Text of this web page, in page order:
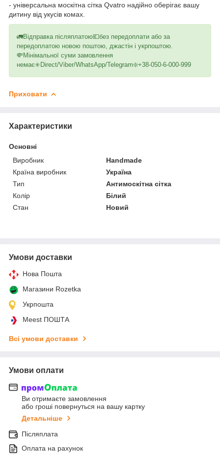
- універсальна москітна сітка Qvatro надійно оберігає вашу
дитину від укусів комах.
🚛Відправка післяплатою💶без передоплати або за
передоплатою новою поштою, джастін і укрпоштою.
💸Мінімальної суми замовлення
немає✳️Direct/Viber/WhatsApp/Telegram❇️+38-050-6-000-999
Приховати
Характеристики
Основні
Виробник
Handmade
Країна виробник
Україна
Тип
Антимоскітна сітка
Колір
Білий
Стан
Новий
Умови доставки
Нова Пошта
Магазини Rozetka
Укрпошта
Meest ПОШТА
Всі умови доставки
Умови оплати
Ви отримаєте замовлення
або гроші повернуться на вашу картку
Детальніше
Післяплата
Оплата на рахунок